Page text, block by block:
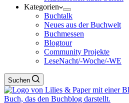
Kategorien
Buchtalk
Neues aus der Buchwelt
Buchmessen
Blogtour
Community Projekte
LeseNacht/-Woche/-WE
Suchen